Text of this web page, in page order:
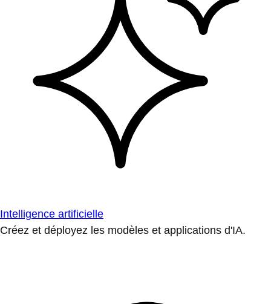
Intelligence artificielle
Créez et déployez les modèles et applications d'IA.